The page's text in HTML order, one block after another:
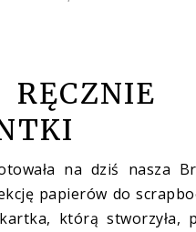
na dziś nasza
papierów do
którą stworzyła,